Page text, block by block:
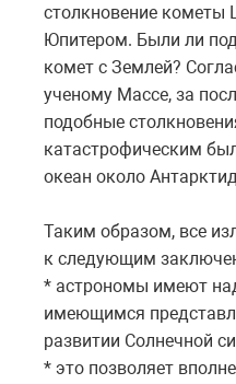
столкновение кометы
Юпитером. Были ли
комет с Землей?
ученому Массе, за
подобные
катастрофическим
океан около
Таким образом, все
к следующим
* астрономы имеют
имеющимся
развитии Солнечной
* это позволяет